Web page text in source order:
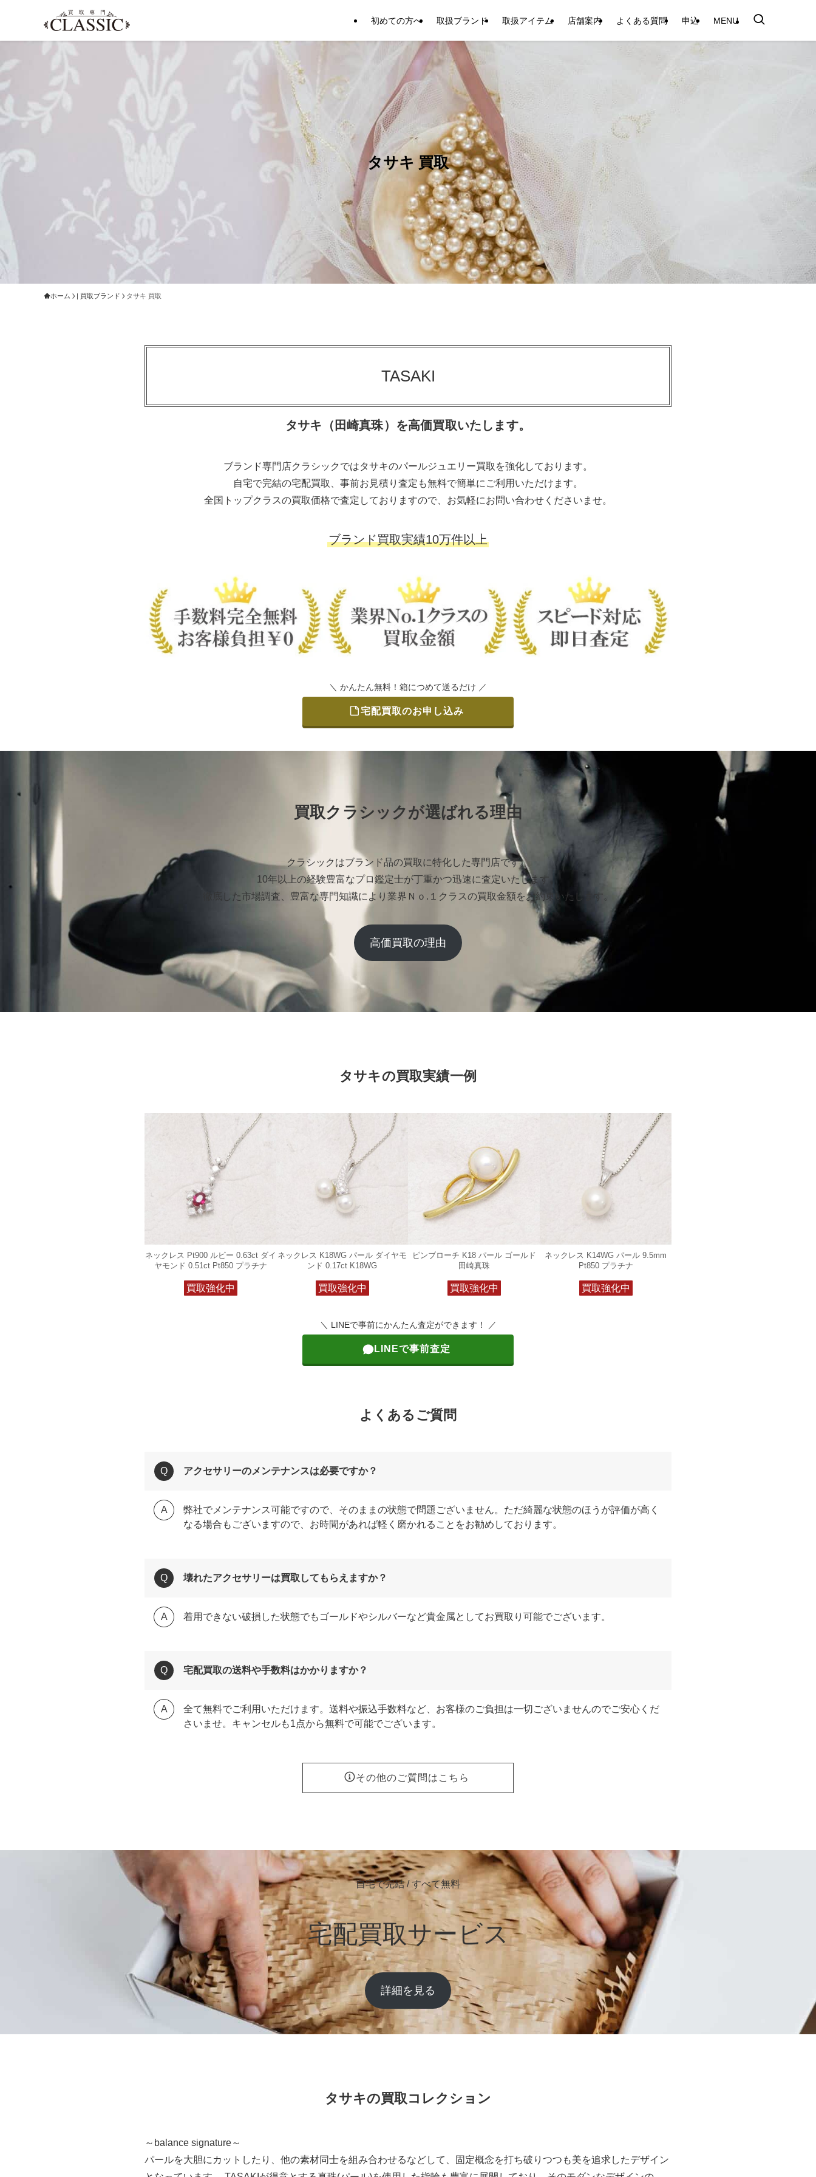
初めての方へ 取扱ブランド 取扱アイテム 店舗案内 よくある質問 申込 MENU
タサキ 買取
ホーム | 買取ブランド タサキ 買取
TASAKI
タサキ（田崎真珠）を高価買取いたします。
ブランド専門店クラシックではタサキのパールジュエリー買取を強化しております。
自宅で完結の宅配買取、事前お見積り査定も無料で簡単にご利用いただけます。
全国トップクラスの買取価格で査定しておりますので、お気軽にお問い合わせくださいませ。
ブランド買取実績10万件以上
＼ かんたん無料！箱につめて送るだけ ／
宅配買取のお申し込み
買取クラシックが選ばれる理由
クラシックはブランド品の買取に特化した専門店です。
10年以上の経験豊富なプロ鑑定士が丁重かつ迅速に査定いたします。
徹底した市場調査、豊富な専門知識により業界Ｎｏ.１クラスの買取金額をお約束いたします。
高価買取の理由
タサキの買取実績一例
ネックレス Pt900 ルビー 0.63ct ダイ
ヤモンド 0.51ct Pt850 プラチナ
買取強化中
ネックレス K18WG パール ダイヤモ
ンド 0.17ct K18WG
買取強化中
ピンブローチ K18 パール ゴールド
田崎真珠
買取強化中
ネックレス K14WG パール 9.5mm
Pt850 プラチナ
買取強化中
＼ LINEで事前にかんたん査定ができます！ ／
LINEで事前査定
よくあるご質問
アクセサリーのメンテナンスは必要ですか？
弊社でメンテナンス可能ですので、そのままの状態で問題ございません。ただ綺麗な状態のほうが評価が高く
なる場合もございますので、お時間があれば軽く磨かれることをお勧めしております。
壊れたアクセサリーは買取してもらえますか？
着用できない破損した状態でもゴールドやシルバーなど貴金属としてお買取り可能でございます。
宅配買取の送料や手数料はかかりますか？
全て無料でご利用いただけます。送料や振込手数料など、お客様のご負担は一切ございませんのでご安心くだ
さいませ。キャンセルも1点から無料で可能でございます。
その他のご質問はこちら
自宅で完結 / すべて無料
宅配買取サービス
詳細を見る
タサキの買取コレクション
～balance signature～
パールを大胆にカットしたり、他の素材同士を組み合わせるなどして、固定概念を打ち破りつつも美を追求したデザイン